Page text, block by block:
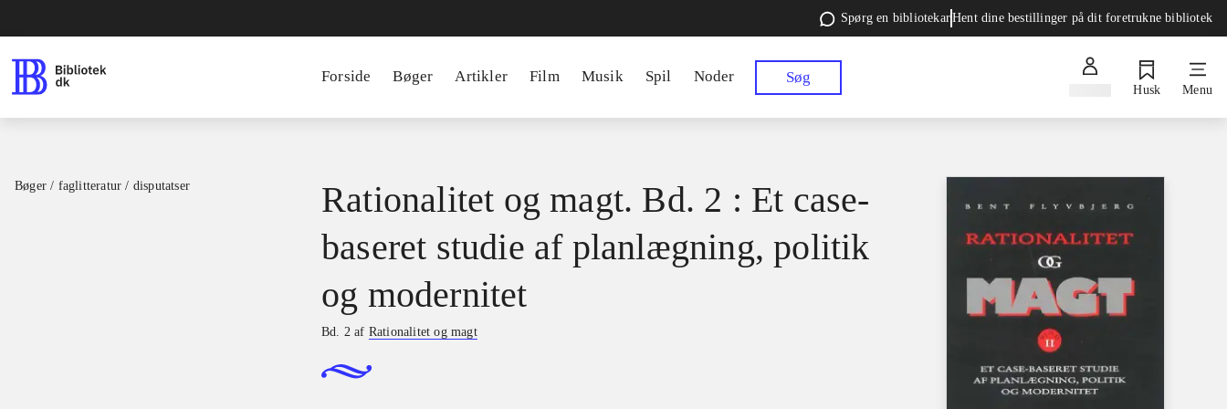
Spørg en bibliotekarHent dine bestillinger på dit foretrukne bibliotek
Forside Bøger Artikler Film Musik Spil Noder Søg
Husk Menu
Bøger / faglitteratur / disputatser
Rationalitet og magt. Bd. 2 : Et case-
baseret studie af planlægning, politik
og modernitet
Bd. 2 af Rationalitet og magt